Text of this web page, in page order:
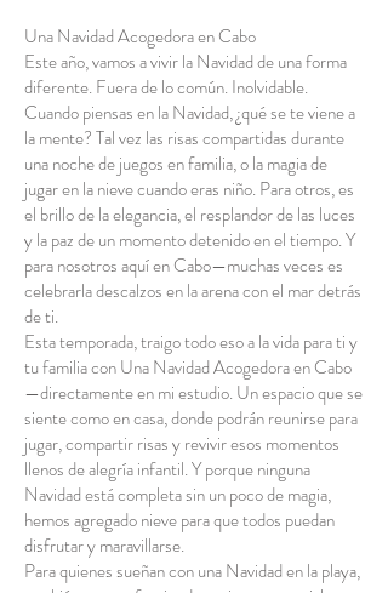
Una Navidad Acogedora en Cabo
Este año, vamos a vivir la Navidad de una forma
diferente. Fuera de lo común. Inolvidable.
Cuando piensas en la Navidad, ¿qué se te viene a
la mente? Tal vez las risas compartidas durante
una noche de juegos en familia, o la magia de
jugar en la nieve cuando eras niño. Para otros, es
el brillo de la elegancia, el resplandor de las luces
y la paz de un momento detenido en el tiempo. Y
para nosotros aquí en Cabo—muchas veces es
celebrarla descalzos en la arena con el mar detrás
de ti.
Esta temporada, traigo todo eso a la vida para ti y
tu familia con Una Navidad Acogedora en Cabo
—directamente en mi estudio. Un espacio que se
siente como en casa, donde podrán reunirse para
jugar, compartir risas y revivir esos momentos
llenos de alegría infantil. Y porque ninguna
Navidad está completa sin un poco de magia,
hemos agregado nieve para que todos puedan
disfrutar y maravillarse.
Para quienes sueñan con una Navidad en la playa,